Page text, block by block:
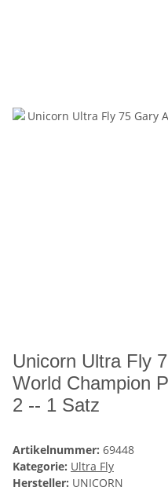
Unicorn Ultra Fly
World Champion
2 -- 1 Satz
Artikelnummer: 69448
Kategorie: Ultra Fly
Hersteller: UNICORN